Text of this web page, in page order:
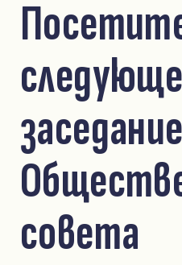
заседание
совета